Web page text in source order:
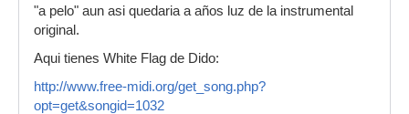
"a pelo" aun asi quedaria a años luz de la instrumental
original.
Aqui tienes White Flag de Dido:
http://www.free-midi.org/get_song.php?
opt=get&songid=1032